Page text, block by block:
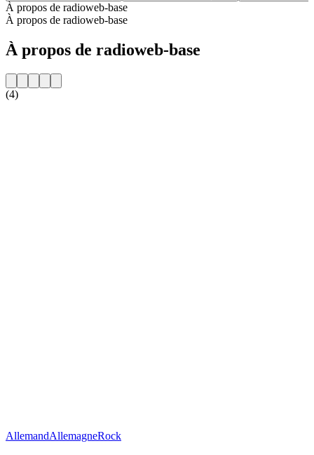
À propos de radioweb-base
À propos de radioweb-base
À propos de radioweb-base
(4)
AllemandAllemagneRock